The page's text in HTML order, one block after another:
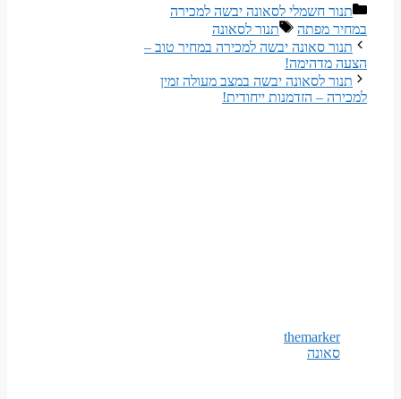
קטגוריות
תנור חשמלי לסאונה יבשה למכירה
במחיר מפתה
תגיות
תנור לסאונה
תנור סאונה יבשה למכירה במחיר טוב –
הצעה מדהימה!
תנור לסאונה יבשה במצב מעולה זמין
למכירה – הזדמנות ייחודית!
themarker
סאונה